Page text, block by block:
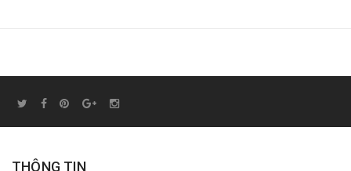
THÔNG TIN